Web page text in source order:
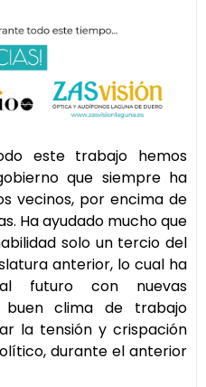
este trabajo hemos
que siempre ha
vecinos, por encima de
Ha ayudado mucho que
solo un tercio del
anterior, lo cual ha
futuro con nuevas
buen clima de trabajo
la tensión y crispación
durante el anterior